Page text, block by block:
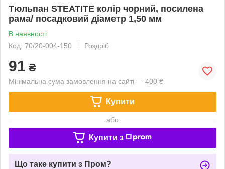
Тюльпан STEATITE колір чорний, посилена
рама/ посадковий діаметр 1,50 мм
В наявності
Код: 70/20-004-150
Роздріб
91 ₴
Мінімальна сума замовлення на сайті — 400 ₴
Купити
або
Купити з
Що таке купити з Пром?